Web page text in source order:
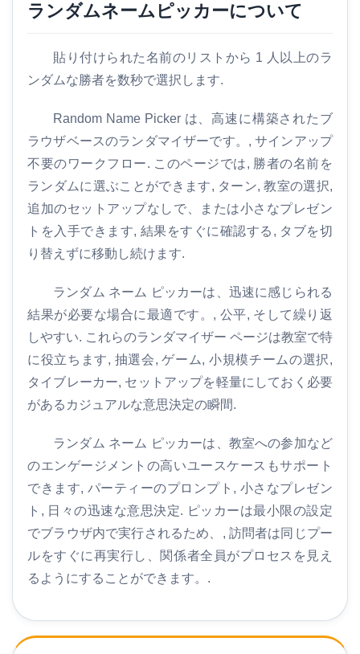
ランダムネームピッカーについて
貼り付けられた名前のリストから 1 人以上のラ
ンダムな勝者を数秒で選択します.
Random Name Picker は、高速に構築されたブ
ラウザベースのランダマイザーです。, サインアップ
不要のワークフロー. このページでは, 勝者の名前を
ランダムに選ぶことができます, ターン, 教室の選択,
追加のセットアップなしで、または小さなプレゼン
トを入手できます, 結果をすぐに確認する, タブを切
り替えずに移動し続けます.
ランダム ネーム ピッカーは、迅速に感じられる
結果が必要な場合に最適です。, 公平, そして繰り返
しやすい. これらのランダマイザー ページは教室で特
に役立ちます, 抽選会, ゲーム, 小規模チームの選択,
タイブレーカー, セットアップを軽量にしておく必要
があるカジュアルな意思決定の瞬間.
ランダム ネーム ピッカーは、教室への参加など
のエンゲージメントの高いユースケースもサポート
できます, パーティーのプロンプト, 小さなプレゼン
ト, 日々の迅速な意思決定. ピッカーは最小限の設定
でブラウザ内で実行されるため、, 訪問者は同じプー
ルをすぐに再実行し、関係者全員がプロセスを見え
るようにすることができます。.